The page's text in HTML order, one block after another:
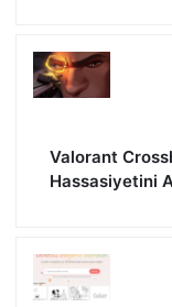
Valorant
Hassasiyetini